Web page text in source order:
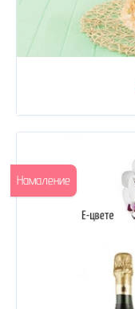
Намаление